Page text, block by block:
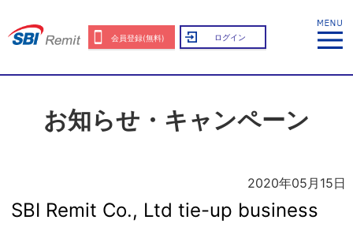
会員登録(無料) ログイン
お知らせ・キャンペーン
2020年05月15日
SBI Remit Co., Ltd tie-up business